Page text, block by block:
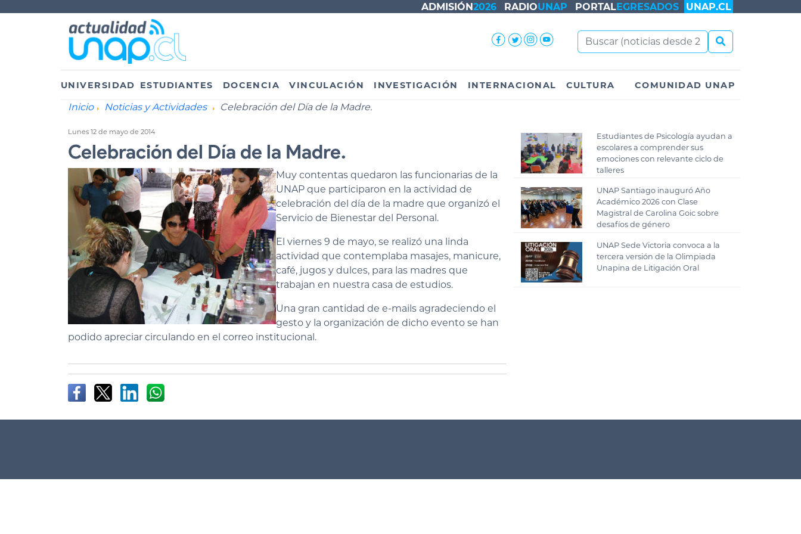
ADMISIÓN2026 RADIOUNAP PORTALEGRESADOS UNAP.CL
UNIVERSIDAD ESTUDIANTES DOCENCIA VINCULACIÓN INVESTIGACIÓN INTERNACIONAL CULTURA COMUNIDAD UNAP
Inicio Noticias y Actividades Celebración del Día de la Madre.
Lunes 12 de mayo de 2014
Celebración del Día de la Madre.
Muy contentas quedaron las funcionarias de la
UNAP que participaron en la actividad de
celebración del día de la madre que organizó el
Servicio de Bienestar del Personal.
El viernes 9 de mayo, se realizó una linda
actividad que contemplaba masajes, manicure,
café, jugos y dulces, para las madres que
trabajan en nuestra casa de estudios.
Una gran cantidad de e-mails agradeciendo el
gesto y la organización de dicho evento se han
podido apreciar circulando en el correo institucional.
Estudiantes de Psicología ayudan a
escolares a comprender sus
emociones con relevante ciclo de
talleres
UNAP Santiago inauguró Año
Académico 2026 con Clase
Magistral de Carolina Goic sobre
desafíos de género
UNAP Sede Victoria convoca a la
tercera versión de la Olimpiada
Unapina de Litigación Oral